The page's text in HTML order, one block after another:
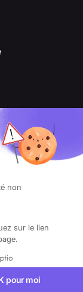
non
sur le lien
pour moi